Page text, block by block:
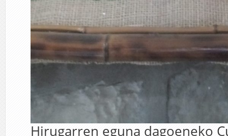
Hirugarren eguna dagoeneko